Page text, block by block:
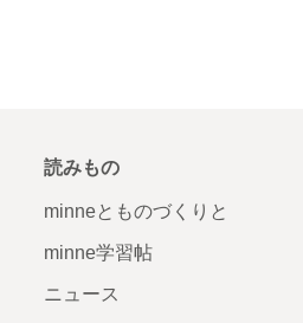
読みもの
minneとものづくりと
minne学習帖
ニュース